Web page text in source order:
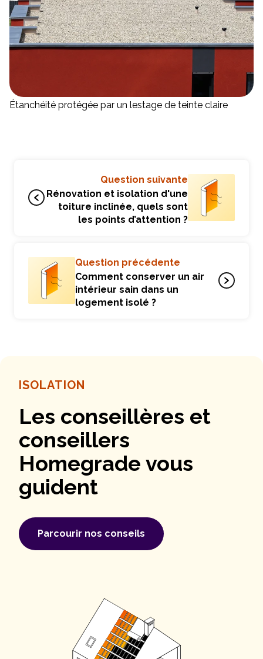
Étanchéité protégée par un lestage de teinte claire
Question suivante
Rénovation et isolation d'une
toiture inclinée, quels sont
les points d’attention ?
Question précédente
Comment conserver un air
intérieur sain dans un
logement isolé ?
ISOLATION
Les conseillères et
conseillers
Homegrade vous
guident
Parcourir nos conseils